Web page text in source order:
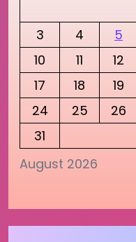
August 2026
3
4 5
10
11 12
17
18 19
24
25 26
31